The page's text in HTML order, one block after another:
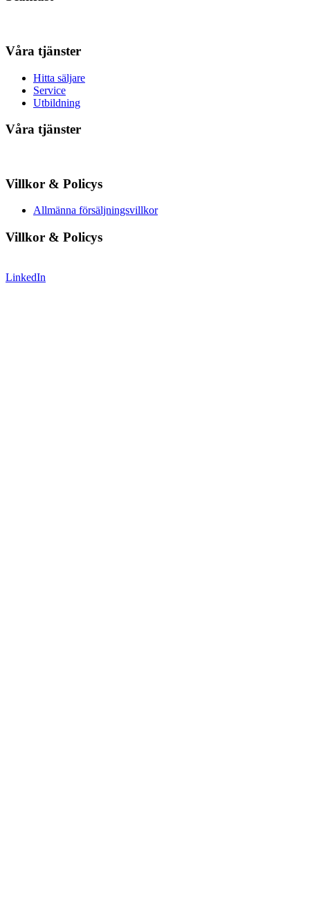
Våra tjänster
Hitta säljare
Service
Utbildning
Våra tjänster
Villkor & Policys
Allmänna försäljningsvillkor
Villkor & Policys
LinkedIn